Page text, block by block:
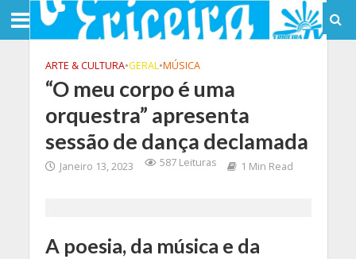
ARTE & CULTURA•GERAL•MÚSICA
“O meu corpo é uma
orquestra” apresenta
sessão de dança declamada
Janeiro 13, 2023 587 Leituras 1 Min Read
A poesia, da música e da